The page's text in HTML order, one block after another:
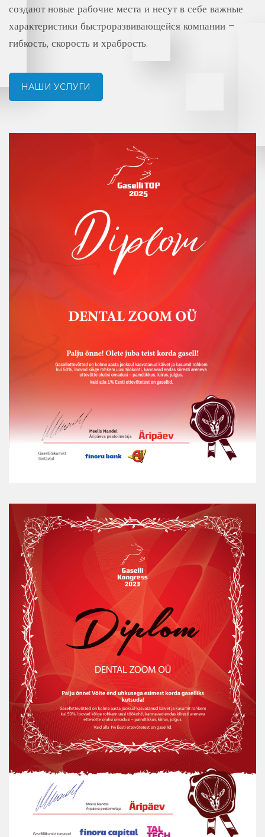
создают новые рабочие места и несут в себе важные
характеристики быстроразвивающейся компании –
гибкость, скорость и храбрость.
НАШИ УСЛУГИ